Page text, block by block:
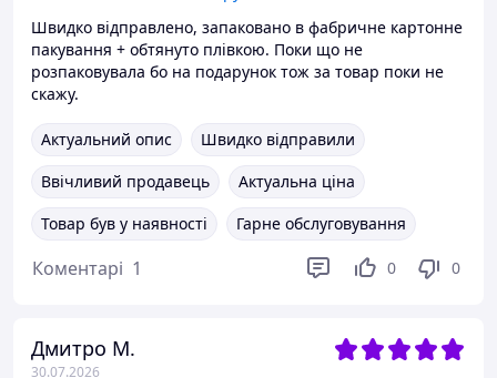
Швидко відправлено, запаковано в фабричне картонне
пакування + обтянуто плівкою. Поки що не
розпаковувала бо на подарунок тож за товар поки не
скажу.
Актуальний опис
Швидко відправили
Ввічливий продавець
Актуальна ціна
Товар був у наявності
Гарне обслуговування
Коментарі 1 0 0
Дмитро М.
30.07.2026